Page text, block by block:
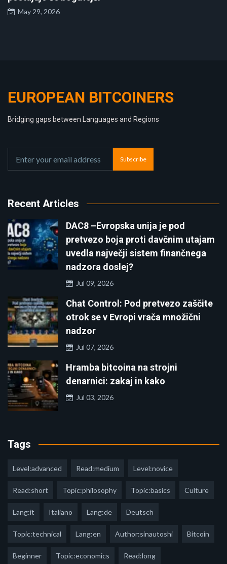
May 29, 2026
EUROPEAN BITCOINERS
Bridging gaps between Languages and Regions
Subscribe
Recent Articles
DAC8 –Evropska unija je pod
pretvezo boja proti davčnim utajam
uvedla največji sistem finančnega
nadzora doslej?
Jul 09, 2026
Chat Control: Pod pretvezo zaščite
otrok se v Evropi vrača množični
nadzor
Jul 07, 2026
Hramba bitcoina na strojni
denarnici: zakaj in kako
Jul 03, 2026
Tags
Level:advanced Read:medium Level:novice
Read:short Topic:philosophy Topic:basics Culture
Lang:it Italiano Lang:de Deutsch
Topic:technical Lang:en Author:sinautoshi Bitcoin
Beginner Topic:economics Read:long